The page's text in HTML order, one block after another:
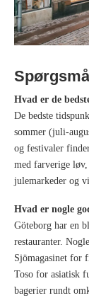
Hvad er de
De bedste
sommer (juli-
og festivaler
med farverige
julemarkeder og
Hvad er nogle
Göteborg har en
restauranter.
Sjömagasinet for
Toso for asiatisk
bagerier rundt